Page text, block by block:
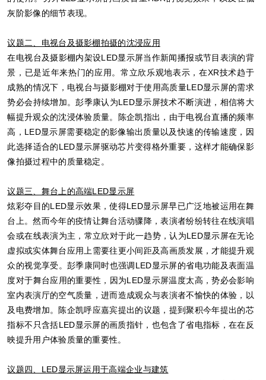
灰阶影像的细节表现。
议题二、电视台及摄影棚拍摄的沈浸应用
在电视台及摄影棚内架设LED显示屏当作新闻播报或节目表演的背
景，已是近年来热门的应用。常立欣乐观地表示，在XR技术趋于
成熟的情况下，电视台与摄影棚对于使用高质量LED显示屏的需求
势必会持续增加。彭季康认为LED显示屏技术不断演进，相信将大
幅提升观众的沈浸体验质量。陈企凯指出，由于电视台直播的频率
高，LED显示屏需要稳定的影像输出质量以及快速的传输速度，因
此选择适合的LED显示屏驱动芯片变得格外重要，这样才能确保影
像拍摄过程中的质量稳定。
议题三、舞台上的高端LED显示屏
炫彩夺目的LED显示效果，使得LED显示屏早已广泛地被运用在舞
台上。然而今年的疫情让舞台活动骤降，表演者纷纷转往在线演唱
会或在线表演为主，常立欣对于此一趋势，认为LED显示屏在无论
虚拟或实体舞台应用上需要往更小间距及高画质发展，才能提升观
众的视觉享受。彭季康同时也强调LED显示屏的省电功能及表面温
度对于舞台应用的重要性，因为LED显示屏温度太高，势必会影响
室内表演厅的空气质量，进而造成观众与表演者不愉快的体验，以
及电费增加。陈企凯呼应嘉宾提出的议题，提到聚积今年提出的芯
指标不只含括LED显示屏的画质指针，也包含了省电指标，在在反
映提升用户体验质量的重要性。
议题四、LED显示屏运用于高端企业与建筑